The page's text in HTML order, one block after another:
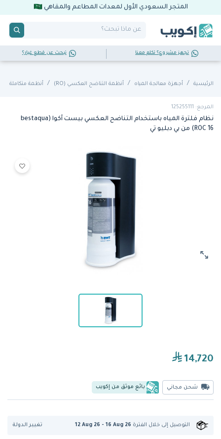
المتجر السعودي الأول لمعدات المطاعم والمقاهي
تجهز مشروع؟ تكلم معنا تبحث عن قطع غيار؟
الرئيسية أجهزة معالجة المياه أنظمة التناضح العكسي (RO) أنظمة متكاملة
المرجع: 125255111
نظام فلترة المياه باستخدام التناضح العكسي بيست أكوا (bestaqua
ROC 16) من بي دبليو تي
14,720
شحن مجاني بائع موثق من إكويب
التوصيل إلى خلال الفترة 12 Aug 26 - 16 Aug 26 تغيير الدولة